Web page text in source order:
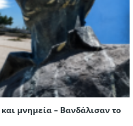
μνημεία – Βανδάλισαν το